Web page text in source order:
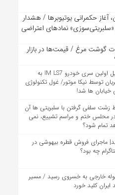
آغاز حکمرانی یوتیوبرها / هشدار
نمادهای اعتراضی
گوشت مرغ / قیمت‌ها در بازار
تحویل اولین سری خودرو IM LS7 به
توسط نیکا موتور/ غول تکنولوژی
خیابان ها شد!
زشت سلفی گرفتن با سلبریتی ها آن
محلس ختم و مراسم تشییع، نمی
تمام شود؟
ماجرای فروش قطره بیهوشی در
چه بود؟
خارجی به خسروی رسید / مسیر
ایران کلید خورد